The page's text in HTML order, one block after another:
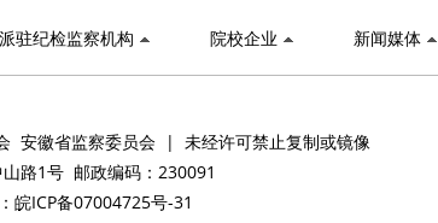
派驻纪检监察机构 院校企业 新闻媒体
安徽省监察委员会 | 未经许可禁止复制或镜像
路1号 邮政编码：230091
皖ICP备07004725号-31